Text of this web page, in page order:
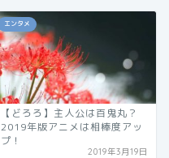
エンタメ
【どろろ】主人公は百鬼丸？
2019年版アニメは相棒度アッ
プ！
2019年3月19日